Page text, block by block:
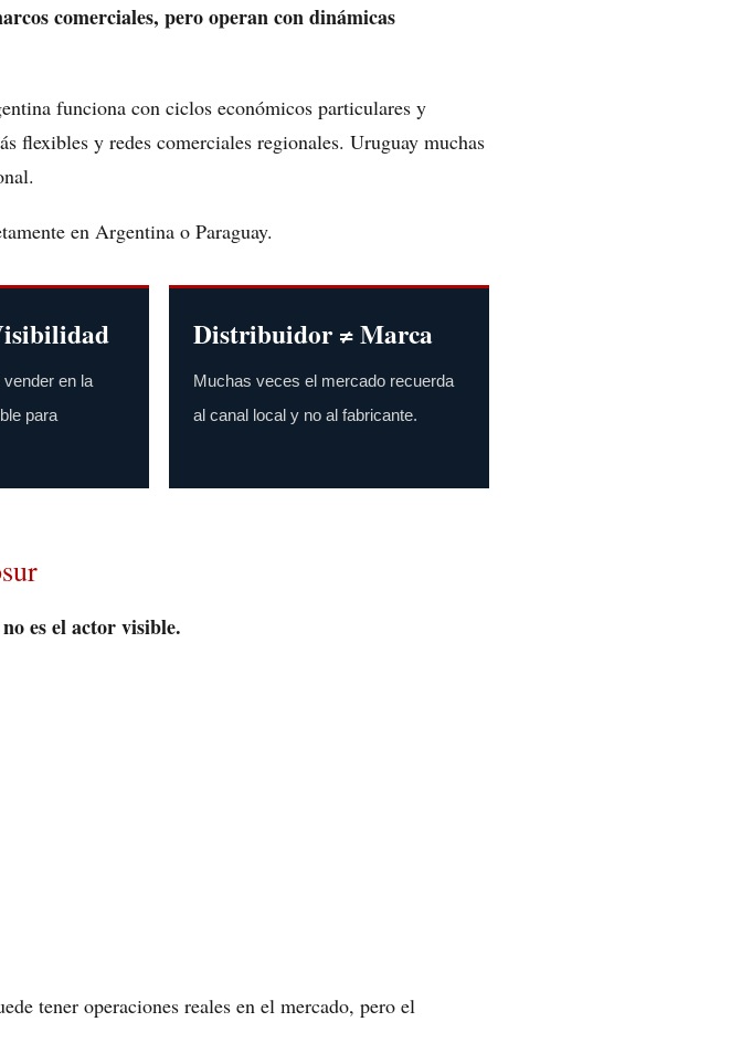
comerciales, pero operan con dinámicas
funciona con ciclos económicos particulares y
flexibles y redes comerciales regionales. Uruguay muchas
en Argentina o Paraguay.
en la
para
Distribuidor ≠ Marca
Muchas veces el mercado recuerda
al canal local y no al fabricante.
es el actor visible.
tener operaciones reales en el mercado, pero el